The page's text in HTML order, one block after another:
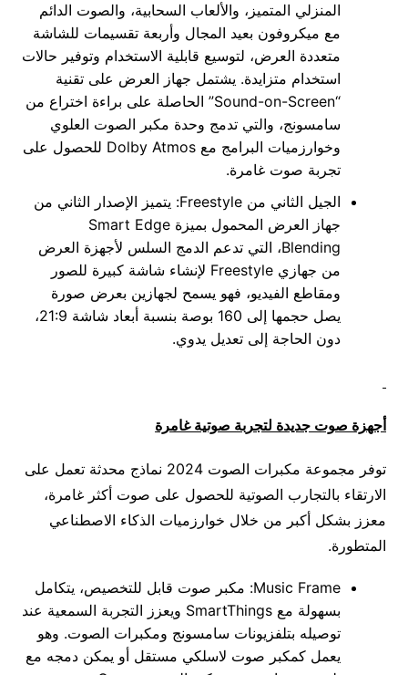
المنزلي المتميز، والألعاب السحابية، والصوت الدائم
مع ميكروفون بعيد المجال وأربعة تقسيمات للشاشة
متعددة العرض، لتوسيع قابلية الاستخدام وتوفير حالات
استخدام متزايدة. يشتمل جهاز العرض على تقنية
“Sound-on-Screen” الحاصلة على براءة اختراع من
سامسونج، والتي تدمج وحدة مكبر الصوت العلوي
وخوارزميات البرامج مع Dolby Atmos للحصول على
تجربة صوت غامرة.
الجيل الثاني من Freestyle: يتميز الإصدار الثاني من
جهاز العرض المحمول بميزة Smart Edge
Blending، التي تدعم الدمج السلس لأجهزة العرض
من جهازي Freestyle لإنشاء شاشة كبيرة للصور
ومقاطع الفيديو، فهو يسمح لجهازين بعرض صورة
يصل حجمها إلى 160 بوصة بنسبة أبعاد شاشة 21:9،
دون الحاجة إلى تعديل يدوي.
أجهزة صوت جديدة لتجربة صوتية غامرة
توفر مجموعة مكبرات الصوت 2024 نماذج محدثة تعمل على
الارتقاء بالتجارب الصوتية للحصول على صوت أكثر غامرة،
معزز بشكل أكبر من خلال خوارزميات الذكاء الاصطناعي
المتطورة.
Music Frame: مكبر صوت قابل للتخصيص، يتكامل
بسهولة مع SmartThings ويعزز التجربة السمعية عند
توصيله بتلفزيونات سامسونج ومكبرات الصوت. وهو
يعمل كمكبر صوت لاسلكي مستقل أو يمكن دمجه مع